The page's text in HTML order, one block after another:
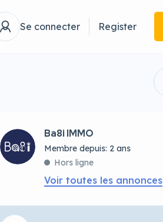
Se connecter Register
Ba8i IMMO
Membre depuis: 2 ans
Hors ligne
Voir toutes les annonces